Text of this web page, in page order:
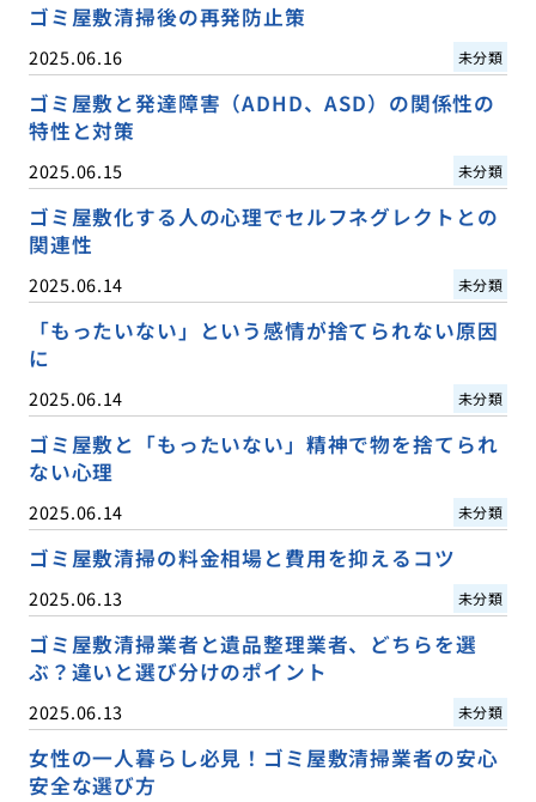
ゴミ屋敷清掃後の再発防止策
2025.06.16 未分類
ゴミ屋敷と発達障害（ADHD、ASD）の関係性の
特性と対策
2025.06.15 未分類
ゴミ屋敷化する人の心理でセルフネグレクトとの
関連性
2025.06.14 未分類
「もったいない」という感情が捨てられない原因
に
2025.06.14 未分類
ゴミ屋敷と「もったいない」精神で物を捨てられ
ない心理
2025.06.14 未分類
ゴミ屋敷清掃の料金相場と費用を抑えるコツ
2025.06.13 未分類
ゴミ屋敷清掃業者と遺品整理業者、どちらを選
ぶ？違いと選び分けのポイント
2025.06.13 未分類
女性の一人暮らし必見！ゴミ屋敷清掃業者の安心
安全な選び方